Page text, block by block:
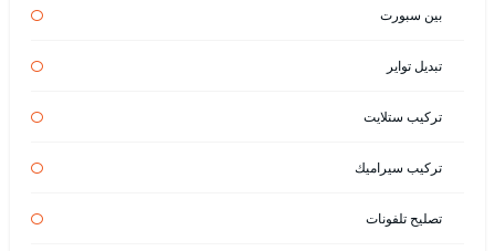
بين سبورت
تبديل تواير
تركيب ستلايت
تركيب سيراميك
تصليح تلفونات